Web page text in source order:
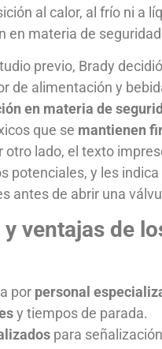
al calor, al frío ni a
en materia de
previo, Brady
de alimentación y
en materia de
que se mantienen
otro lado, el texto
potenciales, y les
antes de abrir una
ventajas de
por personal
y tiempos de parada.
para